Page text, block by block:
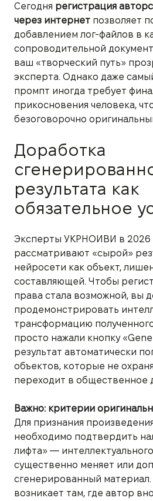
Сегодня регистрация
через интернет позволяет
добавлением лог-файлов в
сопроводительной
ваш «творческий путь»
эксперта. Однако даже
промпт иногда требует
прикосновения человека,
безоговорочно
Доработка
результата как
обязательное
Эксперты УКРНОИВИ в 2026
рассматривают «сырой»
нейросети как объект,
составляющей. Чтобы
права стала возможной, вы
продемонстрировать
трансформацию
просто нажали кнопку
результат автоматически
объектов, которые не
переходит в общественное
Важно: критерии
Для признания
необходимо подтвердить
лифта» —
существенно меняет или
сгенерированный
возникает там, где автор